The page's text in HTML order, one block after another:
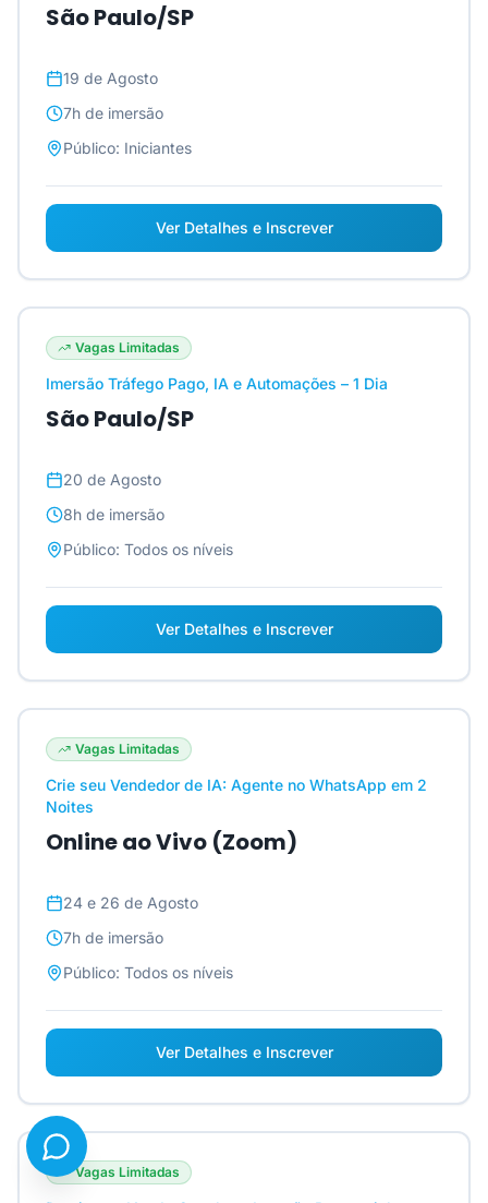
São Paulo/SP
19 de Agosto
7h de imersão
Público: Iniciantes
Ver Detalhes e Inscrever
Vagas Limitadas
Imersão Tráfego Pago, IA e Automações – 1 Dia
São Paulo/SP
20 de Agosto
8h de imersão
Público: Todos os níveis
Ver Detalhes e Inscrever
Vagas Limitadas
Crie seu Vendedor de IA: Agente no WhatsApp em 2
Noites
Online ao Vivo (Zoom)
24 e 26 de Agosto
7h de imersão
Público: Todos os níveis
Ver Detalhes e Inscrever
Vagas Limitadas